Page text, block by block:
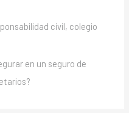
civil, colegio
en un seguro de